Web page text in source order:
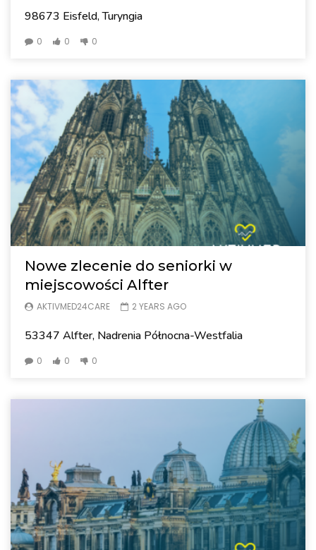
98673 Eisfeld, Turyngia
0 0 0
Nowe zlecenie do seniorki w
miejscowości Alfter
AKTIVMED24CARE 2 YEARS AGO
53347 Alfter, Nadrenia Północna-Westfalia
0 0 0